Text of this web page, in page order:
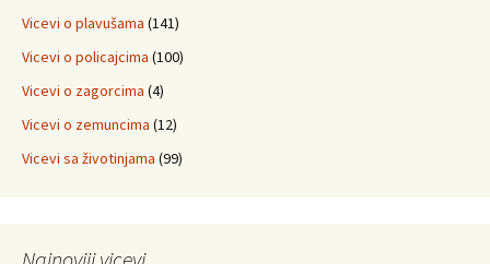
Vicevi o plavušama (141)
Vicevi o policajcima (100)
Vicevi o zagorcima (4)
Vicevi o zemuncima (12)
Vicevi sa životinjama (99)